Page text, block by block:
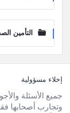
التأمين
الفوترإخلاء مسؤولية
جميع الأسئلة
وتجارب أصحابها